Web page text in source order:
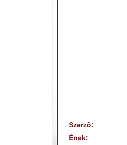
Szerző:
Ének: